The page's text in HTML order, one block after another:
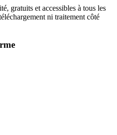
gratuits et accessibles à tous les
ni traitement côté